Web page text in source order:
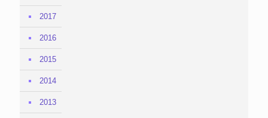
2017
2016
2015
2014
2013